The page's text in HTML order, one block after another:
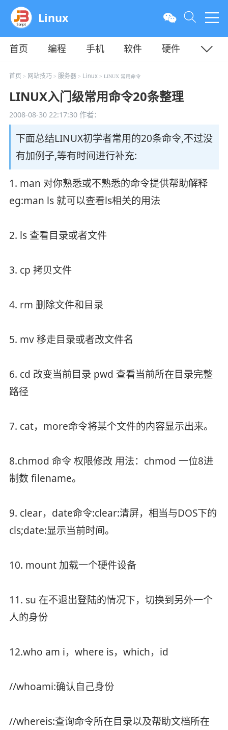
Linux
首页 编程 手机 软件
硬件
教程
平面 服务器
首页 > 网站技巧 > 服务器> Linux> LINUX 常用命令
LINUX入门级常用命令20条整理
2008-08-30 22:17:30作者：
下面总结LINUX初学者常用的20条命令,不过没
有加例子,等有时间进行补充:
1. man 对你熟悉或不熟悉的命令提供帮助解释
eg:man ls 就可以查看ls相关的用法
2. ls 查看目录或者文件
3. cp 拷贝文件
4. rm 删除文件和目录
5. mv 移走目录或者改文件名
6. cd 改变当前目录 pwd 查看当前所在目录完整
路径
7. cat，more命令将某个文件的内容显示出来。
8.chmod 命令 权限修改 用法：chmod 一位8进
制数 filename。
9. clear，date命令:clear:清屏，相当与DOS下的
cls;date:显示当前时间。
10. mount 加载一个硬件设备
11. su 在不退出登陆的情况下，切换到另外一个
人的身份
12.who am i，where is，which，id
//whoami:确认自己身份
//whereis:查询命令所在目录以及帮助文档所在